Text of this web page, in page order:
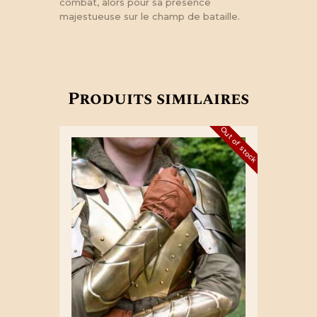
majestueuse sur le champ de bataille.
Produits similaires
Out of stock